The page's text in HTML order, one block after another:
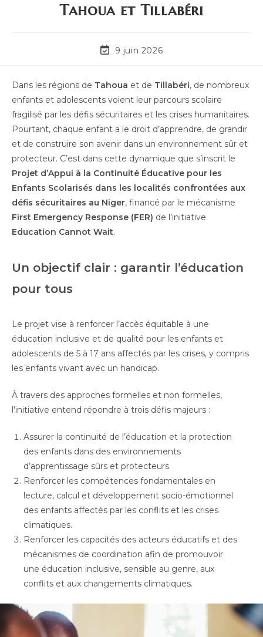
Tahoua et Tillabéri
9 juin 2026
Dans les régions de Tahoua et de Tillabéri, de nombreux
enfants et adolescents voient leur parcours scolaire
fragilisé par les défis sécuritaires et les crises humanitaires.
Pourtant, chaque enfant a le droit d’apprendre, de grandir
et de construire son avenir dans un environnement sûr et
protecteur. C’est dans cette dynamique que s’inscrit le
Projet d’Appui à la Continuité Éducative pour les
Enfants Scolarisés dans les localités confrontées aux
défis sécuritaires au Niger, financé par le mécanisme
First Emergency Response (FER) de l’initiative
Education Cannot Wait.
Un objectif clair : garantir l’éducation
pour tous
Le projet vise à renforcer l’accès équitable à une
éducation inclusive et de qualité pour les enfants et
adolescents de 5 à 17 ans affectés par les crises, y compris
les enfants vivant avec un handicap.
À travers des approches formelles et non formelles,
l’initiative entend répondre à trois défis majeurs :
Assurer la continuité de l’éducation et la protection
des enfants dans des environnements
d’apprentissage sûrs et protecteurs.
Renforcer les compétences fondamentales en
lecture, calcul et développement socio-émotionnel
des enfants affectés par les conflits et les crises
climatiques.
Renforcer les capacités des acteurs éducatifs et des
mécanismes de coordination afin de promouvoir
une éducation inclusive, sensible au genre, aux
conflits et aux changements climatiques.